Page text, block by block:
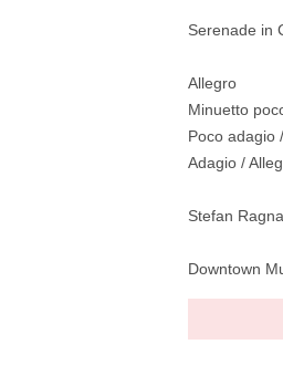
Serenade in
Allegro
Minuetto
Poco adagio
Adagio /
Stefan
Downtown